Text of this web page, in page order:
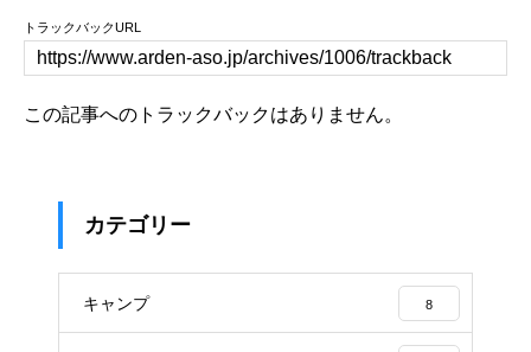
トラックバックURL
この記事へのトラックバックはありません。
カテゴリー
キャンプ 8